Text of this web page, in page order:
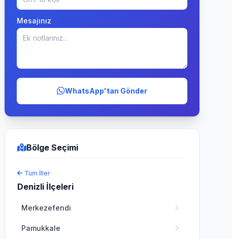
Mesajınız
WhatsApp'tan Gönder
Bölge Seçimi
Tüm İller
Denizli İlçeleri
Merkezefendi
Pamukkale